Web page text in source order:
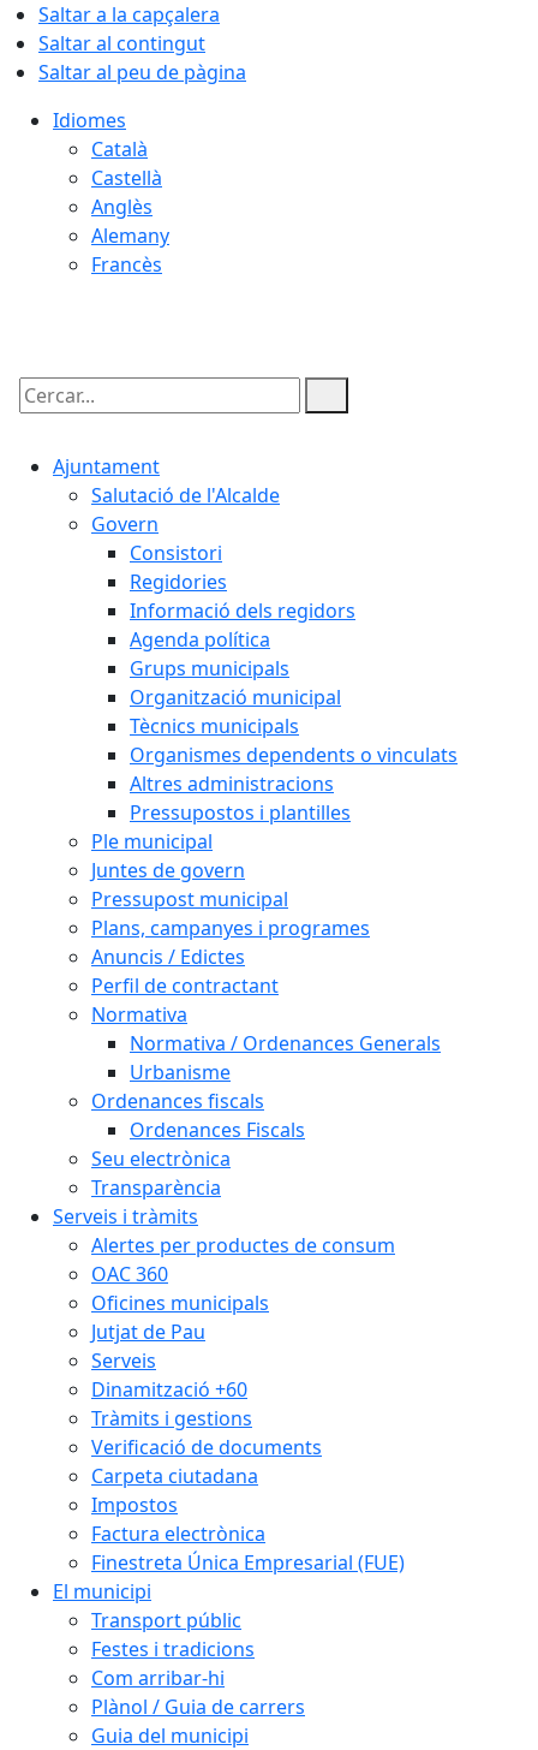
Saltar a la capçalera
Saltar al contingut
Saltar al peu de pàgina
Idiomes
Català
Castellà
Anglès
Alemany
Francès
Cercar:
Ajuntament
Salutació de l'Alcalde
Govern
Consistori
Regidories
Informació dels regidors
Agenda política
Grups municipals
Organització municipal
Tècnics municipals
Organismes dependents o vinculats
Altres administracions
Pressupostos i plantilles
Ple municipal
Juntes de govern
Pressupost municipal
Plans, campanyes i programes
Anuncis / Edictes
Perfil de contractant
Normativa
Normativa / Ordenances Generals
Urbanisme
Ordenances fiscals
Ordenances Fiscals
Seu electrònica
Transparència
Serveis i tràmits
Alertes per productes de consum
OAC 360
Oficines municipals
Jutjat de Pau
Serveis
Dinamització +60
Tràmits i gestions
Verificació de documents
Carpeta ciutadana
Impostos
Factura electrònica
Finestreta Única Empresarial (FUE)
El municipi
Transport públic
Festes i tradicions
Com arribar-hi
Plànol / Guia de carrers
Guia del municipi